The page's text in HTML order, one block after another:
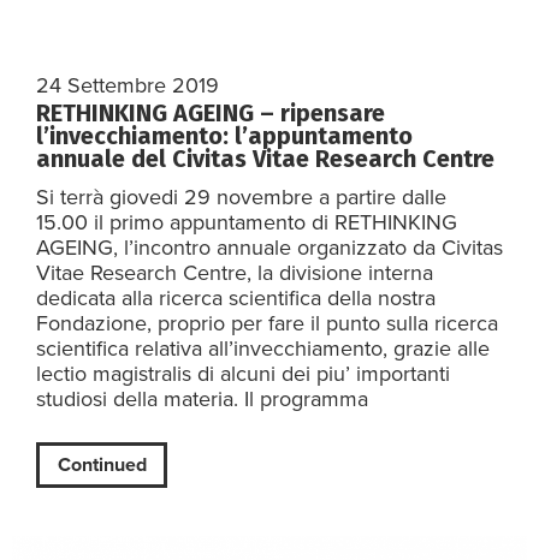
24 Settembre 2019
RETHINKING AGEING – ripensare
l’invecchiamento: l’appuntamento
annuale del Civitas Vitae Research Centre
Si terrà giovedi 29 novembre a partire dalle
15.00 il primo appuntamento di RETHINKING
AGEING, l’incontro annuale organizzato da Civitas
Vitae Research Centre, la divisione interna
dedicata alla ricerca scientifica della nostra
Fondazione, proprio per fare il punto sulla ricerca
scientifica relativa all’invecchiamento, grazie alle
lectio magistralis di alcuni dei piu’ importanti
studiosi della materia. Il programma
Continued